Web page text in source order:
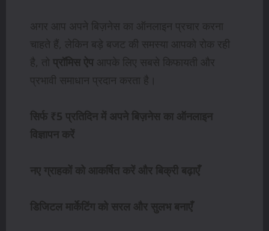
अगर आप अपने बिज़नेस का ऑनलाइन प्रचार करना
चाहते हैं, लेकिन बड़े बजट की समस्या आपको रोक रही
है, तो प्रॉमिस ऐप आपके लिए सबसे किफायती और
प्रभावी समाधान प्रदान करता है।
सिर्फ ₹5 प्रतिदिन में अपने बिज़नेस का ऑनलाइन
विज्ञापन करें
नए ग्राहकों को आकर्षित करें और बिक्री बढ़ाएँ
डिजिटल मार्केटिंग को सरल और सुलभ बनाएँ